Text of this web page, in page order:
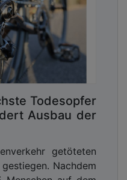
Todesopfer
Ausbau der
getöteten
Nachdem